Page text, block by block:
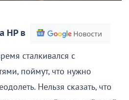
НР в
сталкивался с
поймут, что нужно
Нельзя сказать, что